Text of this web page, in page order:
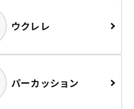
ウクレレ
パーカッション